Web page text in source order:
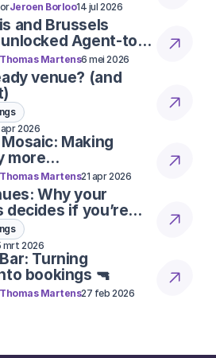
Jeroen Borloo14 jul 2026
and Brussels
Agent-to-
Thomas Martens6 mei 2026
venue? (and
apr 2026
Making
more
Thomas Martens21 apr 2026
Why your
if you’re
mrt 2026
Turning
bookings 🔫
Thomas Martens27 feb 2026